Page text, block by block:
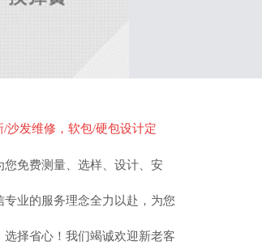
沙发维修，软包/硬包设计定
免费测量、选样、设计、安
业的服务理念全力以赴，为您
择省心！我们竭诚欢迎新老客